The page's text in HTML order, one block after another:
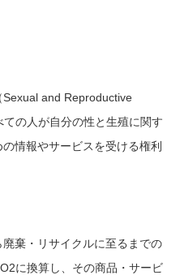
Sexual and Reproductive
の人が自分の性と生殖に関す
情報やサービスを受ける権利
棄・リサイクルに至るまでの
に換算し、その商品・サービ